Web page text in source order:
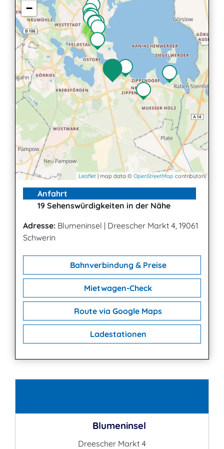
2
2
−
Leaflet | map data © OpenStreetMap contributors
Anfahrt
19 Sehenswürdigkeiten in der Nähe
Adresse: Blumeninsel | Dreescher Markt 4, 19061
Schwerin
Bahnverbindung & Preise
Mietwagen-Check
Route via Google Maps
Ladestationen
Blumeninsel
Dreescher Markt 4